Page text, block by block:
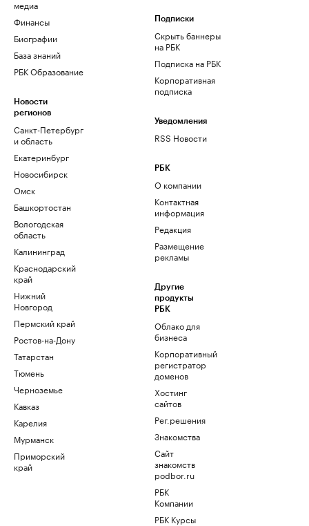
медиа
Финансы
Биографии
База знаний
РБК Образование
Новости
регионов
Санкт-Петербург
и область
Екатеринбург
Новосибирск
Омск
Башкортостан
Вологодская
область
Калининград
Краснодарский
край
Нижний
Новгород
Пермский край
Ростов-на-Дону
Татарстан
Тюмень
Черноземье
Кавказ
Карелия
Мурманск
Приморский
край
Подписки
Скрыть баннеры
на РБК
Подписка на РБК
Корпоративная
подписка
Уведомления
RSS Новости
РБК
О компании
Контактная
информация
Редакция
Размещение
рекламы
Другие
продукты
РБК
Облако для
бизнеса
Корпоративный
регистратор
доменов
Хостинг
сайтов
Рег.решения
Знакомства
Сайт
знакомств
podbor.ru
РБК
Компании
РБК Курсы